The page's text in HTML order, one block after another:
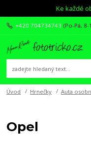
Ke každé
+420 704734743 (Po-Pá,
Úvod Hrnečky Auta
Opel